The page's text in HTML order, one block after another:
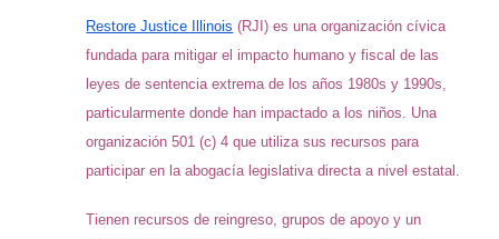
Restore Justice Illinois (RJI) es una organización cívica
fundada para mitigar el impacto humano y fiscal de las
leyes de sentencia extrema de los años 1980s y 1990s,
particularmente donde han impactado a los niños. Una
organización 501 (c) 4 que utiliza sus recursos para
participar en la abogacía legislativa directa a nivel estatal.
Tienen recursos de reingreso, grupos de apoyo y un